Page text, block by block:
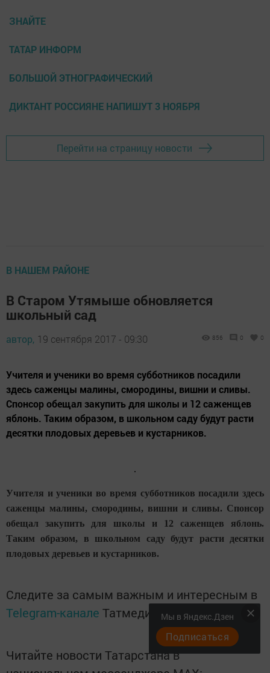
ЗНАЙТЕ
ТАТАР ИНФОРМ
БОЛЬШОЙ ЭТНОГРАФИЧЕСКИЙ
ДИКТАНТ РОССИЯНЕ НАПИШУТ 3 НОЯБРЯ
Перейти на страницу новости
В НАШЕМ РАЙОНЕ
В Старом Утямыше обновляется
школьный сад
автор, 19 сентября 2017 - 09:30 856 0 0
Учителя и ученики во время субботников посадили
здесь саженцы малины, смородины, вишни и сливы.
Спонсор обещал закупить для школы и 12 саженщев
яблонь. Таким образом, в школьном саду будут расти
десятки плодовых деревьев и кустарников.
Учителя и ученики во время субботников посадили здесь
саженцы малины, смородины, вишни и сливы. Спонсор
обещал закупить для школы и 12 саженщев яблонь.
Таким образом, в школьном саду будут расти десятки
плодовых деревьев и кустарников.
Следите за самым важным и интересным в
Telegram-канале Татмедиа
Читайте новости Татарстана в
Мы в Яндекс.Дзен
Подписаться